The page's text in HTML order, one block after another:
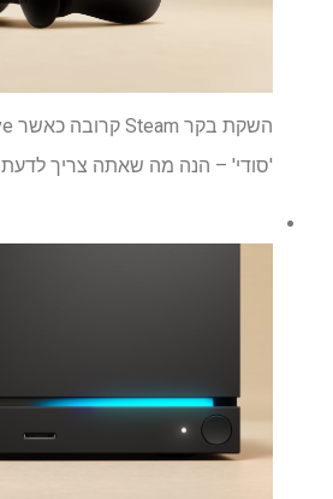
'סודי' – הנה מה שאתה צריך לדעת